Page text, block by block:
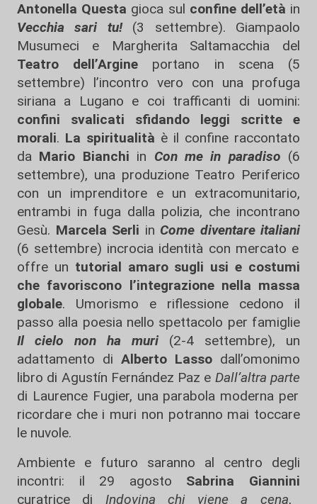
Antonella Questa gioca sul confine dell’età in
Vecchia sari tu! (3 settembre). Giampaolo
Musumeci e Margherita Saltamacchia del
Teatro dell’Argine portano in scena (5
settembre) l’incontro vero con una profuga
siriana a Lugano e coi trafficanti di uomini:
confini svalicati sfidando leggi scritte e
morali. La spiritualità è il confine raccontato
da Mario Bianchi in Con me in paradiso (6
settembre), una produzione Teatro Periferico
con un imprenditore e un extracomunitario,
entrambi in fuga dalla polizia, che incontrano
Gesù. Marcela Serli in Come diventare italiani
(6 settembre) incrocia identità con mercato e
offre un tutorial amaro sugli usi e costumi
che favoriscono l’integrazione nella massa
globale. Umorismo e riflessione cedono il
passo alla poesia nello spettacolo per famiglie
Il cielo non ha muri (2-4 settembre), un
adattamento di Alberto Lasso dall’omonimo
libro di Agustín Fernández Paz e Dall’altra parte
di Laurence Fugier, una parabola moderna per
ricordare che i muri non potranno mai toccare
le nuvole.
Ambiente e futuro saranno al centro degli
incontri: il 29 agosto Sabrina Giannini
curatrice di Indovina chi viene a cena,